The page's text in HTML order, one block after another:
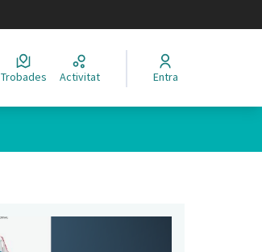
Trobades Activitat Entra